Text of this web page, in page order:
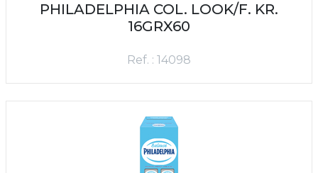
PHILADELPHIA COL. LOOK/F. KR.
16GRX60
Ref. : 14098